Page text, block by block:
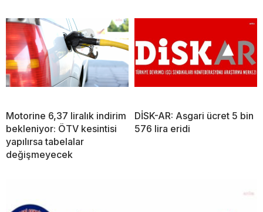
Motorine 6,37 liralık indirim
bekleniyor: ÖTV kesintisi
yapılırsa tabelalar
değişmeyecek
DİSK-AR: Asgari ücret 5 bin
576 lira eridi